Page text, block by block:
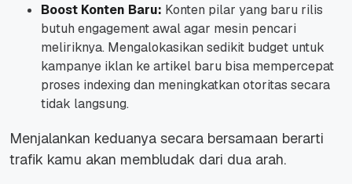
Boost Konten Baru: Konten pilar yang baru rilis
butuh engagement awal agar mesin pencari
meliriknya. Mengalokasikan sedikit budget untuk
kampanye iklan ke artikel baru bisa mempercepat
proses indexing dan meningkatkan otoritas secara
tidak langsung.
Menjalankan keduanya secara bersamaan berarti
trafik kamu akan membludak dari dua arah.